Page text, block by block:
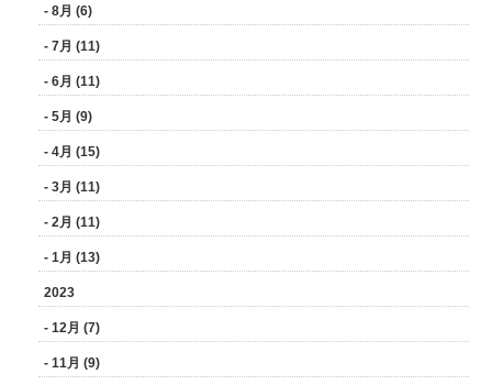
- 8月 (6)
- 7月 (11)
- 6月 (11)
- 5月 (9)
- 4月 (15)
- 3月 (11)
- 2月 (11)
- 1月 (13)
2023
- 12月 (7)
- 11月 (9)